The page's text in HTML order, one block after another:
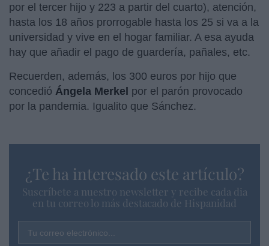
por el tercer hijo y 223 a partir del cuarto), atención,
hasta los 18 años prorrogable hasta los 25 si va a la
universidad y vive en el hogar familiar. A esa ayuda
hay que añadir el pago de guardería, pañales, etc.
Recuerden, además, los 300 euros por hijo que
concedió Ángela Merkel por el parón provocado
por la pandemia. Igualito que Sánchez.
¿Te ha interesado este artículo?
Suscríbete a nuestro newsletter y recibe cada dia
en tu correo lo más destacado de Hispanidad
Tu correo electrónico...